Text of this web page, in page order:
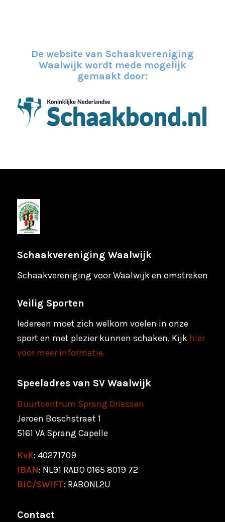
De website van Schaakvereniging
Waalwijk wordt mede mogelijk
gemaakt door:
Schaakvereniging Waalwijk
Schaakvereniging voor Waalwijk en omstreken
Veilig Sporten
Iedereen moet zich welkom voelen in onze
sport en met plezier kunnen schaken. Kijk hier
voor meer informatie.
Speeladres van SV Waalwijk
Buurtcentrum Sprang Driessen
Jeroen Boschstraat 1
5161 VA Sprang Capelle
KvK: 40271709
IBAN: NL91 RABO 0165 8019 72
BIC/SWIFT: RABONL2U
Contact